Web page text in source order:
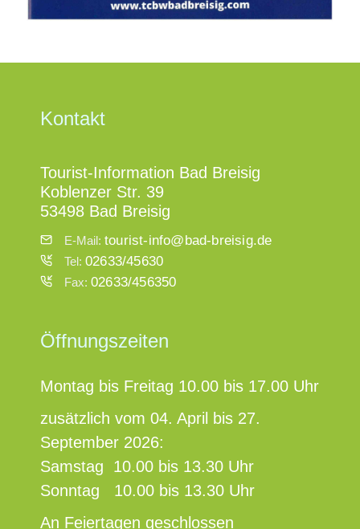
Kontakt
Tourist-Information Bad Breisig
Koblenzer Str. 39
53498 Bad Breisig
E-Mail: tourist-info@bad-breisig.de
Tel: 02633/45630
Fax: 02633/456350
Öffnungszeiten
Montag bis Freitag 10.00 bis 17.00 Uhr
zusätzlich vom 04. April bis 27.
September 2026:
Samstag 10.00 bis 13.30 Uhr
Sonntag 10.00 bis 13.30 Uhr
An Feiertagen geschlossen